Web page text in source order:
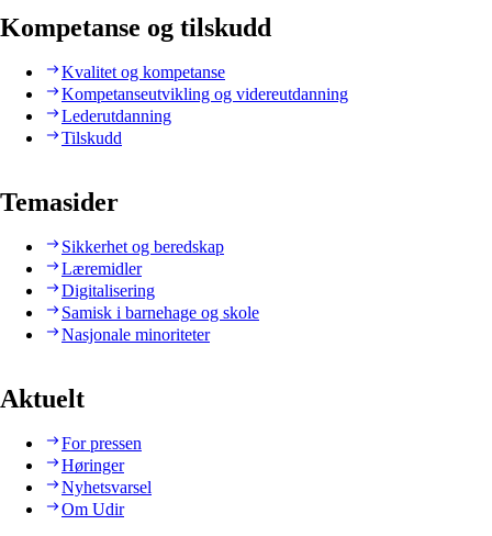
Kompetanse og tilskudd
Kvalitet og kompetanse
Kompetanseutvikling og videreutdanning
Lederutdanning
Tilskudd
Temasider
Sikkerhet og beredskap
Læremidler
Digitalisering
Samisk i barnehage og skole
Nasjonale minoriteter
Aktuelt
For pressen
Høringer
Nyhetsvarsel
Om Udir